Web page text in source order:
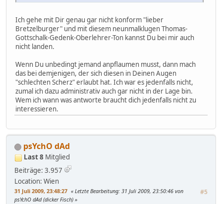
Ich gehe mit Dir genau gar nicht konform "lieber
Bretzelburger" und mit diesem neunmalklugen Thomas-
Gottschalk-Gedenk-Oberlehrer-Ton kannst Du bei mir auch
nicht landen.
Wenn Du unbedingt jemand anpflaumen musst, dann mach
das bei demjenigen, der sich diesen in Deinen Augen
"schlechten Scherz" erlaubt hat. Ich war es jedenfalls nicht,
zumal ich dazu administrativ auch gar nicht in der Lage bin.
Wem ich wann was antworte braucht dich jedenfalls nicht zu
interessieren.
psYchO dAd
Last 8 Mitglied
Beiträge: 3.957
Location: Wien
31 Juli 2009, 23:48:27 #5
Letzte Bearbeitung: 31 Juli 2009, 23:50:46 von
psYchO dAd (dicker Fisch)